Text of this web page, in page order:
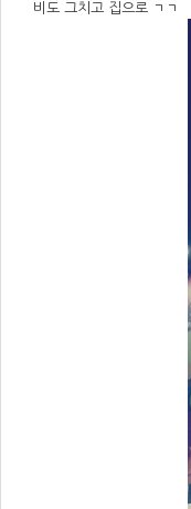
비도 그치고 집으로 ㄱㄱ